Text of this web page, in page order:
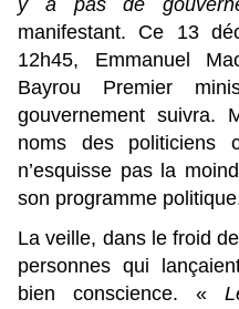
y a pas de
manifestant. Ce 13
12h45, Emmanuel
Bayrou Premier
gouvernement suivra.
noms des politiciens
n’esquisse pas la
son programme
La veille, dans le froid
personnes qui
bien conscience. «